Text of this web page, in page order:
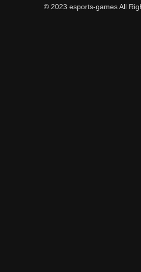
© 2023 esports-games All